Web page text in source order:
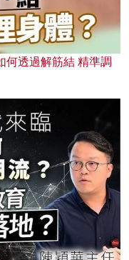
何透過解筋結 精準調